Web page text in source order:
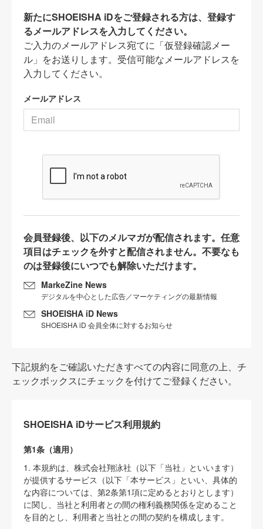
新たにSHOEISHA iDをご登録される方は、登録す
るメールアドレスを入力してください。
ご入力のメールアドレス宛てに「仮登録確認メー
ル」をお送りします。受信可能なメールアドレスを
入力してください。
メールアドレス
会員登録後、以下のメルマガが配信されます。任意
項目はチェックを外すと配信されません。不要なも
のは登録後にいつでも解除いただけます。
MarkeZine News
デジタルを中心とした広告／マーケティングの最新情報
SHOEISHA iD News
SHOEISHA iD 会員全体に対するお知らせ
下記規約をご確認いただきすべての内容に同意の上、チ
ェックボックスにチェックを付けてご登録ください。
SHOEISHA iDサービス利用規約
第1条（適用）
1. 本規約は、株式会社翔泳社（以下「当社」といいます）
が提供するサービス（以下「本サービス」といい、具体的
な内容については、第2条第1項に定めるとおりとします）
に関し、当社と利用者との間の権利義務関係を定めること
を目的とし、利用者と当社との間の契約を構成します。